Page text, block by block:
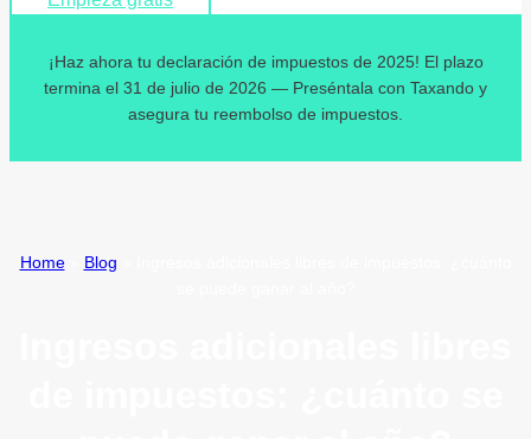
¡Haz ahora tu declaración de impuestos de 2025! El plazo
termina el 31 de julio de 2026 — Preséntala con Taxando y
asegura tu reembolso de impuestos.
Home» Blog